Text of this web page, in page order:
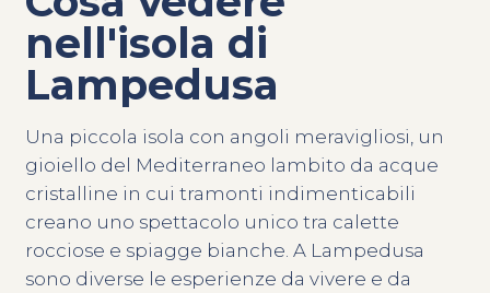
nell'isola di
Lampedusa
Una piccola isola con angoli meravigliosi, un
gioiello del Mediterraneo lambito da acque
cristalline in cui tramonti indimenticabili
creano uno spettacolo unico tra calette
rocciose e spiagge bianche. A Lampedusa
sono diverse le esperienze da vivere e da